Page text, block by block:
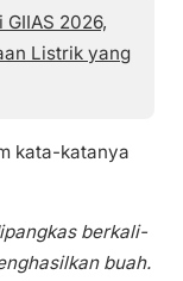
2026,
Listrik yang
kata-katanya
berkali-
buah.